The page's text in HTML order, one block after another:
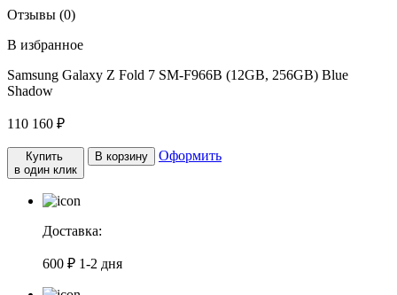
Отзывы (0)
В избранное
Samsung Galaxy Z Fold 7 SM-F966B (12GB, 256GB) Blue
Shadow
110 160 ₽
Купить
в один клик
В корзину Оформить
Доставка:
600 ₽ 1-2 дня